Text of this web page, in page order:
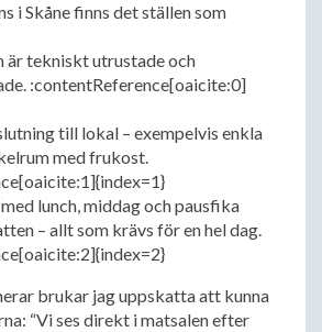
i Skåne finns det ställen som
är tekniskt utrustade och
:contentReference[oaicite:0]
till lokal – exempelvis enkla
med frukost.
lunch, middag och pausfika
– allt som krävs för en hel dag.
brukar jag uppskatta att kunna
“Vi ses direkt i matsalen efter